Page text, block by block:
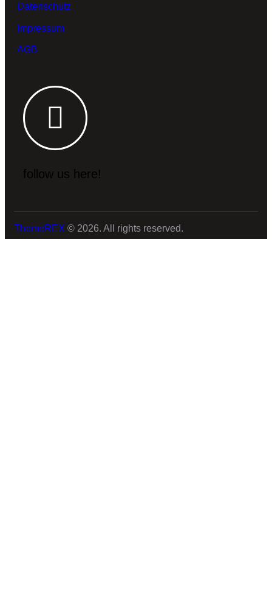
Datenschutz
Impressum
AGB
follow us here!
ThemeREX © 2026. All rights reserved.